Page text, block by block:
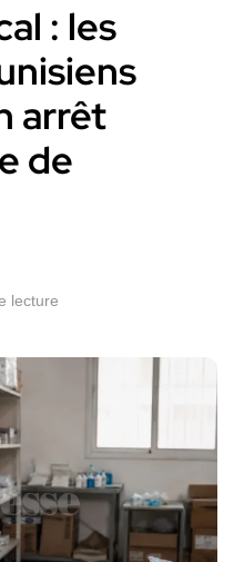
: les
arrêt
de
lecture